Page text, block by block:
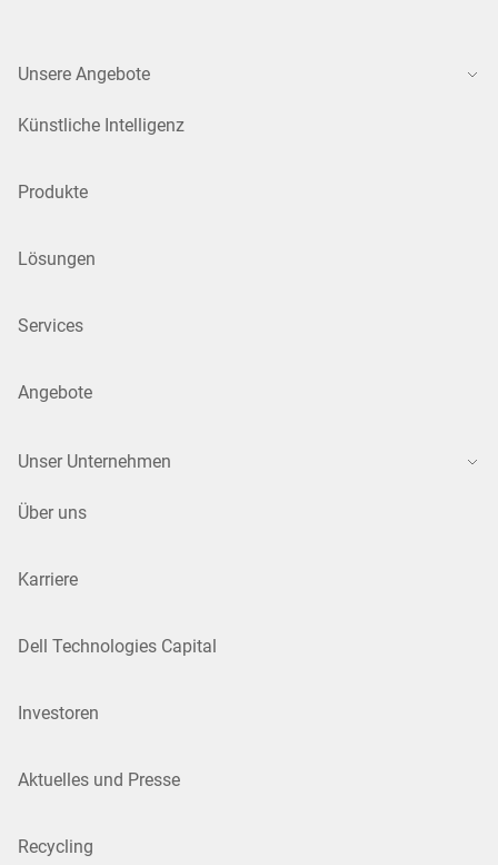
Unsere Angebote
Künstliche Intelligenz
Produkte
Lösungen
Services
Angebote
Unser Unternehmen
Über uns
Karriere
Dell Technologies Capital
Investoren
Aktuelles und Presse
Recycling